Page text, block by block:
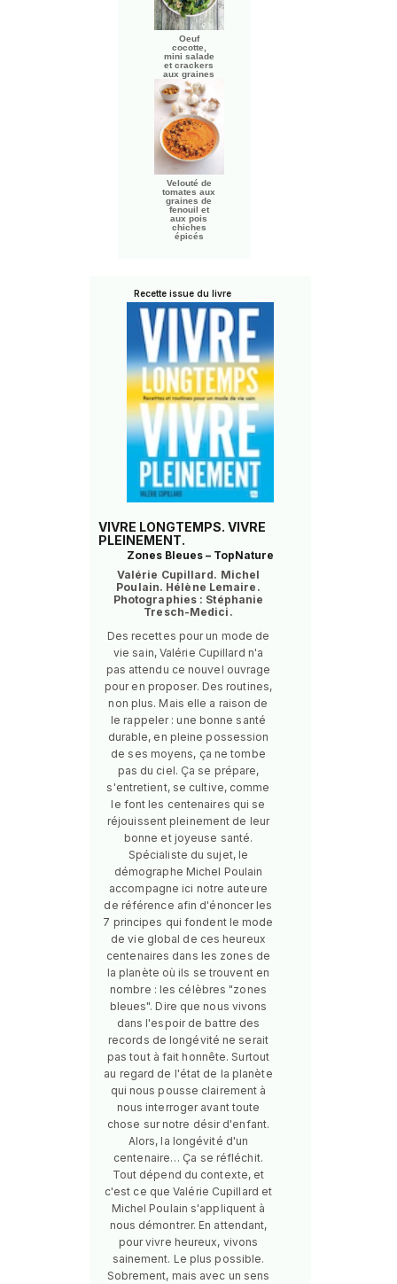
Oeuf
cocotte,
mini salade
et crackers
aux graines
Velouté de
tomates aux
graines de
fenouil et
aux pois
chiches
épicés
Recette issue du livre
VIVRE LONGTEMPS. VIVRE
PLEINEMENT.
Zones Bleues – TopNature
Valérie Cupillard. Michel
Poulain. Hélène Lemaire.
Photographies : Stéphanie
Tresch-Medici.
Des recettes pour un mode de
vie sain, Valérie Cupillard n'a
pas attendu ce nouvel ouvrage
pour en proposer. Des routines,
non plus. Mais elle a raison de
le rappeler : une bonne santé
durable, en pleine possession
de ses moyens, ça ne tombe
pas du ciel. Ça se prépare,
s'entretient, se cultive, comme
le font les centenaires qui se
réjouissent pleinement de leur
bonne et joyeuse santé.
Spécialiste du sujet, le
démographe Michel Poulain
accompagne ici notre auteure
de référence afin d'énoncer les
7 principes qui fondent le mode
de vie global de ces heureux
centenaires dans les zones de
la planète où ils se trouvent en
nombre : les célèbres "zones
bleues". Dire que nous vivons
dans l'espoir de battre des
records de longévité ne serait
pas tout à fait honnête. Surtout
au regard de l'état de la planète
qui nous pousse clairement à
nous interroger avant toute
chose sur notre désir d'enfant.
Alors, la longévité d'un
centenaire… Ça se réfléchit.
Tout dépend du contexte, et
c'est ce que Valérie Cupillard et
Michel Poulain s'appliquent à
nous démontrer. En attendant,
pour vivre heureux, vivons
sainement. Le plus possible.
Sobrement, mais avec un sens